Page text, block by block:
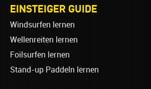
EINSTEIGER GUIDE
Windsurfen lernen
Wellenreiten lernen
Foilsurfen lernen
Stand-up Paddeln lernen